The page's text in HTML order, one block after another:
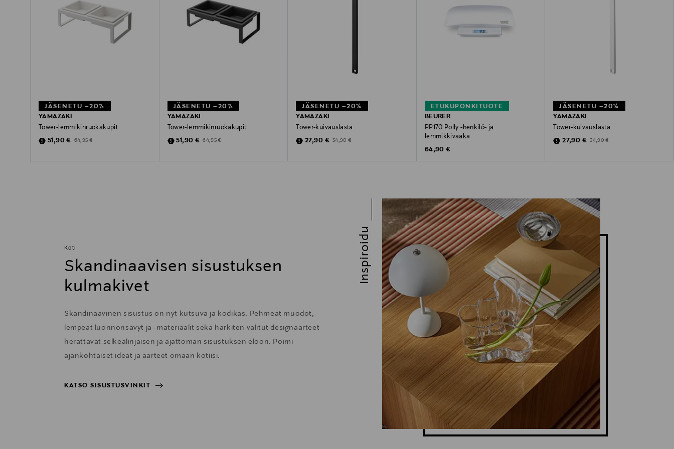
JÄSENETU –20%
YAMAZAKI
Tower-lemmikinruokakupit
Discounted Price
51,90 € Original Price
64,95 €
JÄSENETU –20%
YAMAZAKI
Tower-lemmikinruokakupit
Discounted Price
51,90 € Original Price
64,95 €
JÄSENETU –20%
YAMAZAKI
Tower-kuivauslasta
Discounted Price
27,90 € Original Price
34,90 €
ETUKUPONKITUOTE
BEURER
PP170 Polly -henkilö- ja
lemmikkivaaka
Original Price
64,90 €
JÄSENETU –20%
YAMAZAKI
Tower-kuivauslasta
Discounted Price
27,90 € Original Price
34,90 €
Koti
Skandinaavisen sisustuksen
kulmakivet
Skandinaavinen sisustus on nyt kutsuva ja kodikas. Pehmeät muodot,
lempeät luonnonsävyt ja -materiaalit sekä harkiten valitut designaarteet
herättävät selkeälinjaisen ja ajattoman sisustuksen eloon. Poimi
ajankohtaiset ideat ja aarteet omaan kotiisi.
KATSO SISUSTUSVINKIT
Inspiroidu